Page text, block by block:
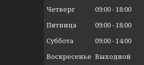
Четверг
09:00 18:00
Пятница
09:00 18:00
Суббота
09:00 14:00
Воскресенье Выходной